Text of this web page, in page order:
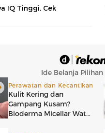
IQ Tinggi, Cek